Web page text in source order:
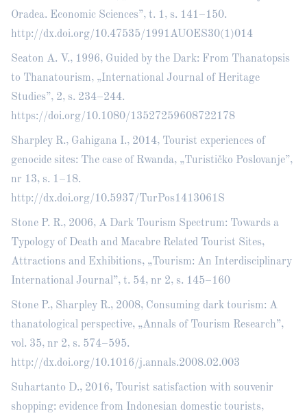
Oradea. Economic Sciences”, t. 1, s. 141–150.
http://dx.doi.org/10.47535/1991AUOES30(1)014
Seaton A. V., 1996, Guided by the Dark: From Thanatopsis
to Thanatourism, „International Journal of Heritage
Studies”, 2, s. 234–244.
https://doi.org/10.1080/13527259608722178
Sharpley R., Gahigana I., 2014, Tourist experiences of
genocide sites: The case of Rwanda, „Turističko Poslovanje”,
nr 13, s. 1–18.
http://dx.doi.org/10.5937/TurPos1413061S
Stone P. R., 2006, A Dark Tourism Spectrum: Towards a
Typology of Death and Macabre Related Tourist Sites,
Attractions and Exhibitions, „Tourism: An Interdisciplinary
International Journal”, t. 54, nr 2, s. 145–160
Stone P., Sharpley R., 2008, Consuming dark tourism: A
thanatological perspective, „Annals of Tourism Research”,
vol. 35, nr 2, s. 574–595.
http://dx.doi.org/10.1016/j.annals.2008.02.003
Suhartanto D., 2016, Tourist satisfaction with souvenir
shopping: evidence from Indonesian domestic tourists,